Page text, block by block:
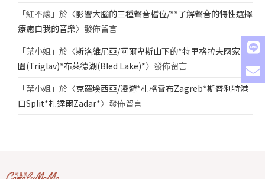
「紅不讓 」於〈影響大腦的三種聲音檔位/**了解聲音的特性選擇
療癒自我的音樂〉發佈留言
「葉小姐 」於〈斯洛維尼亞/阿爾卑斯山下的*特里格拉夫國家公
園(Triglav)*布萊德湖(Bled Lake)*〉發佈留言
「葉小姐 」於〈克羅埃西亞/漫遊*札格雷布Zagreb*斯普利特港
口Split*札達爾Zadar*〉發佈留言